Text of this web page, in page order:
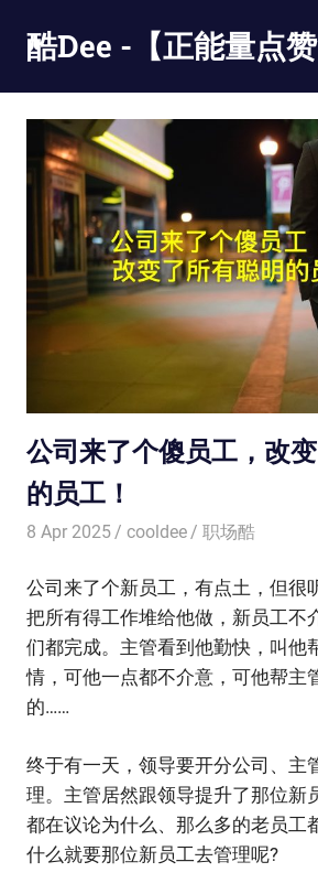
content
酷Dee -【正能量点赞
只
公司来了个傻员工，改
的员工！
8 Apr 2025 cooldee 职场酷
公司来了个新员工，有点土，但很
把所有得工作堆给他做，新员工不
们都完成。主管看到他勤快，叫他
情，可他一点都不介意，可他帮主
的……
终于有一天，领导要开分公司、主
理。主管居然跟领导提升了那位新
都在议论为什么、那么多的老员工
什么就要那位新员工去管理呢?